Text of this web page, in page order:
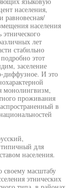
населения,
равновесная/
населения
лет
стабильно
этот
заселение
диффузное. И это
монолингвизм,
проживания
в
для
населения.
своему масштабу
этнических